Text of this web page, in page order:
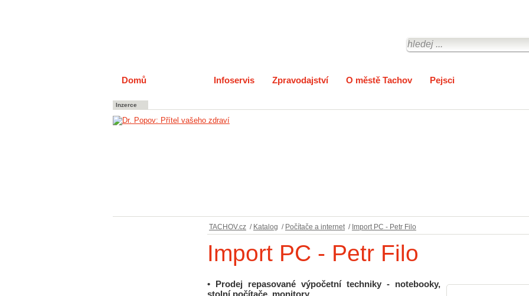
Domů Infoservis Zpravodajství O městě Tachov Pejsci
Inzerce
TACHOV.cz / Katalog / Počítače a internet / Import PC - Petr Filo
Import PC - Petr Filo
• Prodej repasované výpočetní techniky - notebooky,
stolní počítače, monitory